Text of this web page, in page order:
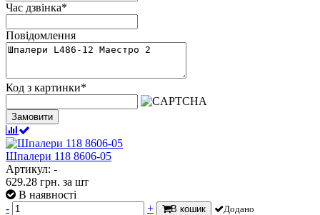
Час дзвінка*
Повідомлення
Код з картинки*
Замовити
Шпалери 118 8606-05
Артикул: -
629.28 грн. за шт
В наявності
-
+ В кошик Додано